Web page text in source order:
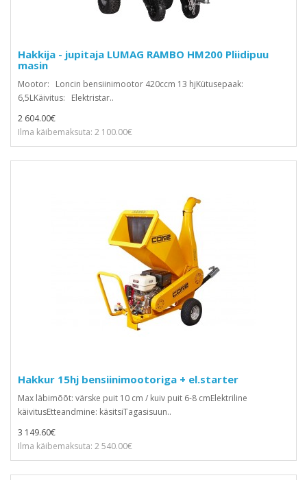
Hakkija - jupitaja LUMAG RAMBO HM200 Pliidipuu
masin
Mootor: Loncin bensiinimootor 420ccm 13 hjKütusepaak:
6,5LKäivitus: Elektristar..
2 604.00€
Ilma käibemaksuta: 2 100.00€
Hakkur 15hj bensiinimootoriga + el.starter
Max läbimõõt: värske puit 10 cm / kuiv puit 6-8 cmElektriline
käivitusEtteandmine: käsitsiTagasisuun..
3 149.60€
Ilma käibemaksuta: 2 540.00€